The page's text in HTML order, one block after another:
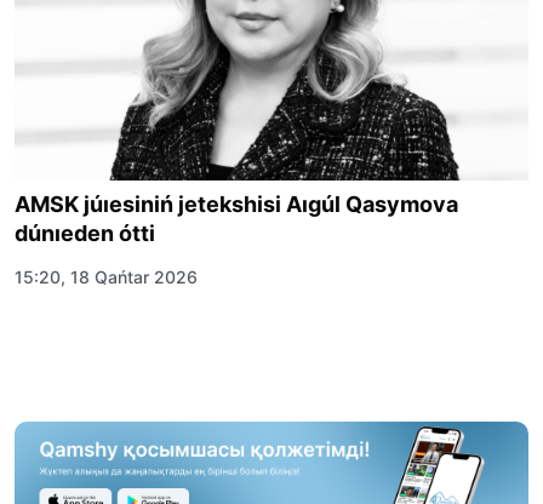
AMSK júıesiniń jetekshisi Aıgúl Qasymova
dúnıeden ótti
15:20, 18 Qańtar 2026